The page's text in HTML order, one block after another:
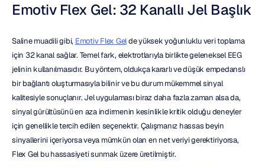
Emotiv Flex Gel: 32 Kanallı Jel Başlık
Saline muadili gibi, Emotiv Flex Gel de yüksek yoğunluklu veri toplama
için 32 kanal sağlar. Temel fark, elektrotlarıyla birlikte geleneksel EEG
jelinin kullanılmasıdır. Bu yöntem, oldukça kararlı ve düşük empedanslı
bir bağlantı oluşturmasıyla bilinir ve bu durum mükemmel sinyal
kalitesiyle sonuçlanır. Jel uygulaması biraz daha fazla zaman alsa da,
sinyal gürültüsünü en aza indirmenin kesinlikle kritik olduğu deneyler
için genellikle tercih edilen seçenektir. Çalışmanız hassas beyin
sinyallerini içeriyorsa veya mümkün olan en net veriyi gerektiriyorsa,
Flex Gel bu hassasiyeti sunmak üzere üretilmiştir.